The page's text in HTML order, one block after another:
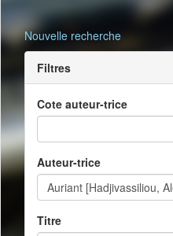
Nouvelle recherche
Filtres
Cote auteur-trice
Auteur-trice
Titre